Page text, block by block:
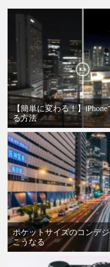
【簡単に変わる！】
る方法
ポケットサイズのコンデ
こうなる